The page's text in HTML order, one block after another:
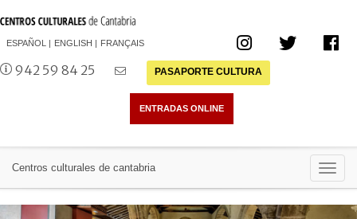
ESPAÑOL ENGLISH FRANÇAIS
942 59 84 25 PASAPORTE CULTURA
Centros culturales de cantabria